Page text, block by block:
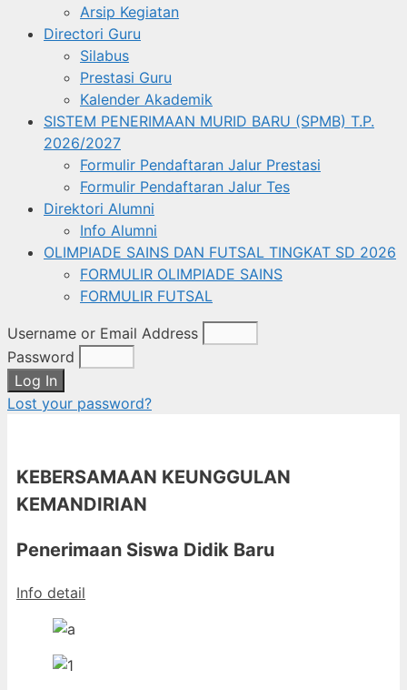
Arsip Kegiatan
Directori Guru
Silabus
Prestasi Guru
Kalender Akademik
SISTEM PENERIMAAN MURID BARU (SPMB) T.P.
2026/2027
Formulir Pendaftaran Jalur Prestasi
Formulir Pendaftaran Jalur Tes
Direktori Alumni
Info Alumni
OLIMPIADE SAINS DAN FUTSAL TINGKAT SD 2026
FORMULIR OLIMPIADE SAINS
FORMULIR FUTSAL
Username or Email Address
Password
Log In
Lost your password?
KEBERSAMAAN KEUNGGULAN
KEMANDIRIAN
Penerimaan Siswa Didik Baru
Info detail